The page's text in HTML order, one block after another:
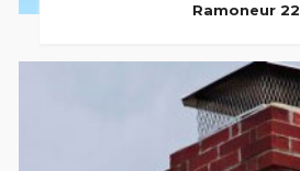
Ramoneur 22